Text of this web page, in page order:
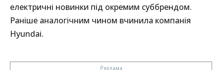
електричні новинки під окремим суббрендом.
Раніше аналогічним чином вчинила компанія
Hyundai.